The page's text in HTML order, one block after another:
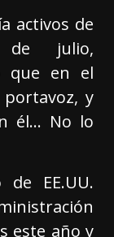
activos de
julio,
que en el
y
él… No lo
EE.UU.
este año y